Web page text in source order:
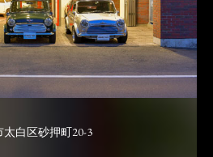
太白区砂押町20-3